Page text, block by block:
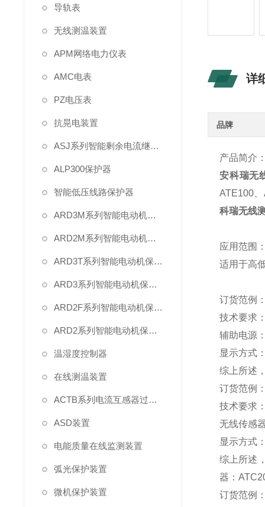
详
品牌
产品简介
安科瑞无
ATE100
科瑞无线
应用范围
适用于高
订货范例
技术要求
辅助电源
显示方式
综上所述
订货范例
技术要求
无线传感
显示方式
综上所述
器：
订货范例
导轨表
无线测温装置
APM网络电力仪表
AMC电表
PZ电压表
抗晃电装置
ASJ系列智能剩余电流继电器
ALP300保护器
智能低压线路保护器
ARD3M系列智能电动机保护器
ARD2M系列智能电动机保护器
ARD3T系列智能电动机保护器
ARD3系列智能电动机保护器
ARD2F系列智能电动机保护器
ARD2系列智能电动机保护器
温湿度控制器
在线测温装置
ACTB系列电流互感器过电压保护器
ASD装置
电能质量在线监测装置
弧光保护装置
微机保护装置